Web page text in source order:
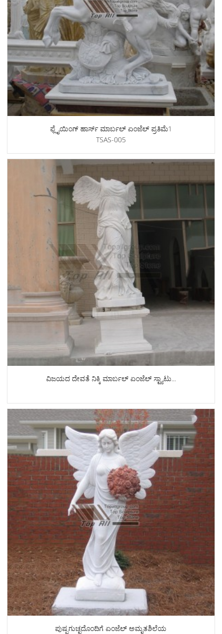
ಫ್ಲೈಯಿಂಗ್ ಹಾರ್ಸ್ ಮಾರ್ಬಲ್ ಏಂಜೆಲ್ ಪ್ರತಿಮೆ1
TSAS-005
ವಿಜಯದ ದೇವತೆ ನಿಕ್ಕಿ ಮಾರ್ಬಲ್ ಏಂಜೆಲ್ ಸ್ಟ್ಯಾಟು...
ಪುಷ್ಪಗುಚ್ಛದೊಂದಿಗೆ ಏಂಜೆಲ್ ಅಮೃತಶಿಲೆಯ